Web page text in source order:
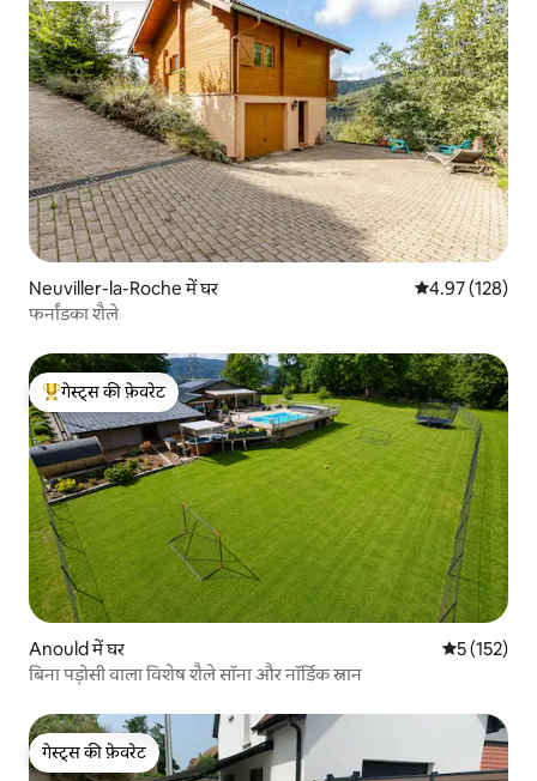
Neuviller-la-Roche में घर औसत रेटिंग 5 में से
4.97 (128)
फर्नांडका शैले
गेस्ट्स का टॉप फ़ेवरेट
गेस्ट्स की फ़ेवरेट
Anould में घर औसत रेटिंग 5
5 (152)
बिना पड़ोसी वाला विशेष शैले सॉना और नॉर्डिक स्नान
गेस्ट्स की फ़ेवरेट
गेस्ट्स की फ़ेवरेट